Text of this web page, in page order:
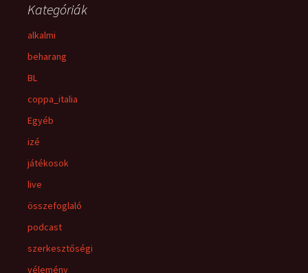
Kategóriák
alkalmi
beharang
BL
coppa_italia
Egyéb
izé
játékosok
live
összefoglaló
podcast
szerkesztőségi
vélemény